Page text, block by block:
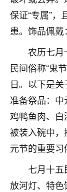
保证“专属”
患。饰品佩戴
农历七月
民间俗称“鬼
日。以下是
准备祭品：
鸡鸭鱼肉、
被装入碗中
元节的重要习
七月十五
放河灯、特
金白水清
我也想找
鹿森：
1天前 来
青春168
我也想要
2天前 来
Jessica李
老师做不
刚去世了